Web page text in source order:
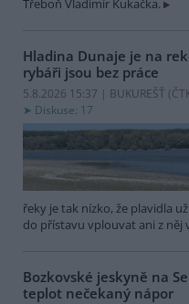
Třeboň Vladimír Kukačka.
Hladina Dunaje je na
rybáři jsou bez práce
5.8.2026 15:37 | BUKUREŠŤ (
Diskuse: 17
řeky je tak nízko, že plavidla
do přístavu vplouvat ani z něj
Bozkovské jeskyně na
teplot nečekaný nápor